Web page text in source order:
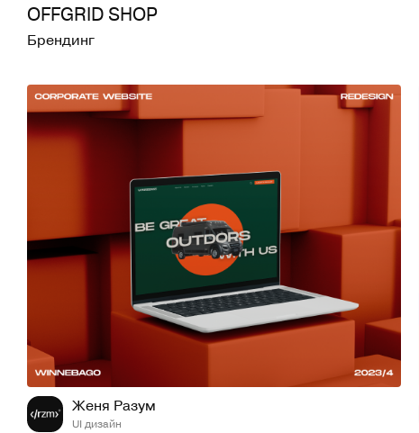
OFFGRID SHOP
Брендинг
967
Женя Разум
UI дизайн